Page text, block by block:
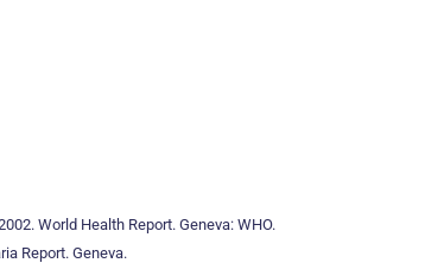
World Health Report. Geneva: WHO.
Report. Geneva.